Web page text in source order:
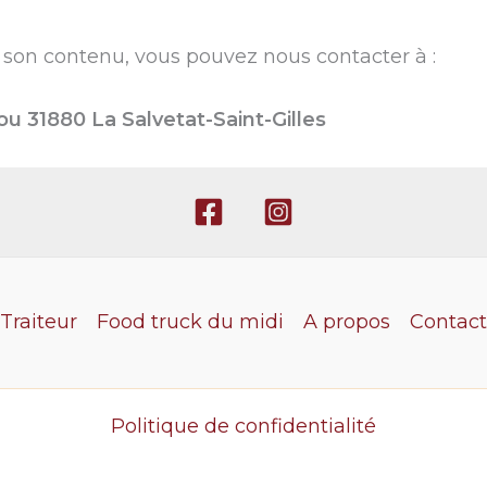
contenu, vous pouvez nous contacter à :
31880 La Salvetat-Saint-Gilles
Traiteur Food truck du midi A propos Contact
Politique de confidentialité